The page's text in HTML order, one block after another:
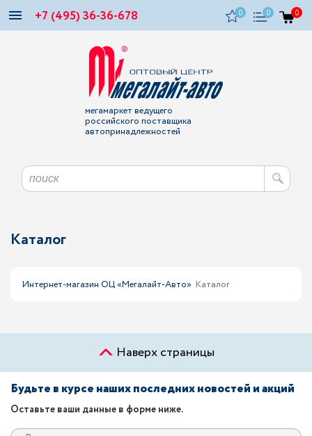
+7 (495) 36-36-678 0 0 0
мегамаркет ведущего
российского поставщика
автопринадлежностей
Каталог
Интернет-магазин ОЦ «Мегалайт-Авто» Каталог
Наверх страницы
Будьте в курсе наших последних новостей и акций
Оставьте ваши данные в форме ниже.